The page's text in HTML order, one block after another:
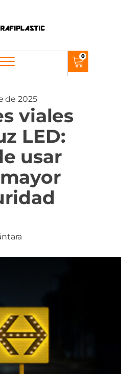
autocompletados,
0
de 2025
viales
LED:
usar